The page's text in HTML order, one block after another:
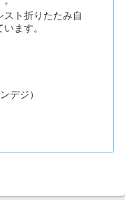
スト折りたたみ自
ます。
デジ）